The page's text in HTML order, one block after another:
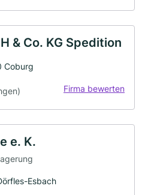
& Co. KG Spedition
Coburg
Firma bewerten
e. K.
Esbach